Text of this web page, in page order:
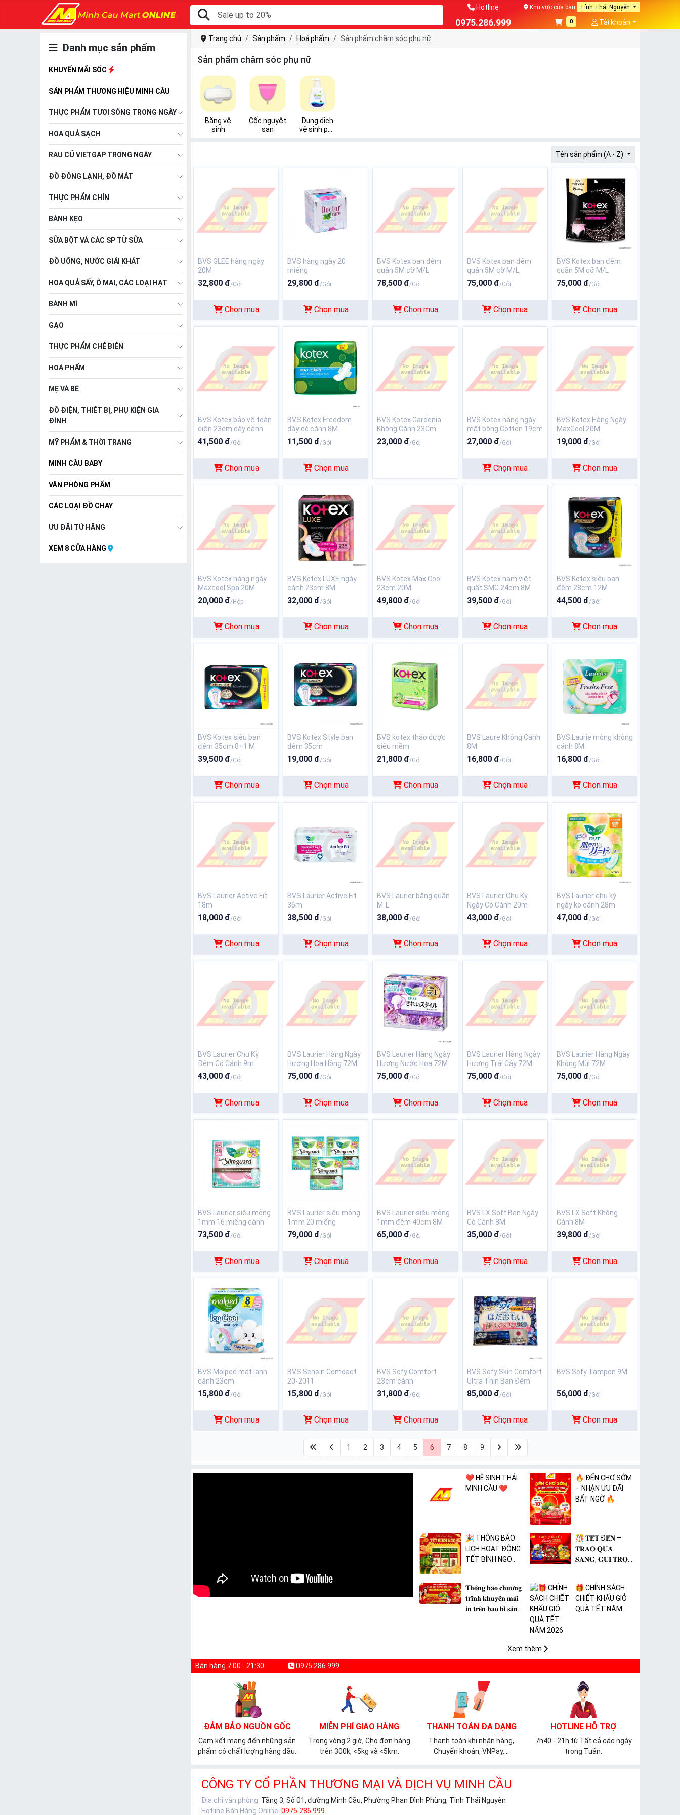
Hotline
0975.286.999
Khu vực của bạn Tỉnh Thái Nguyên
0 Tài khoản
Danh mục sản phẩm
KHUYẾN MÃI SỐC
SẢN PHẨM THƯƠNG HIỆU MINH CẦU
THỰC PHẨM TƯƠI SỐNG TRONG NGÀY
HOA QUẢ SẠCH
RAU CỦ VIETGAP TRONG NGÀY
ĐỒ ĐÔNG LẠNH, ĐỒ MÁT
THỰC PHẨM CHÍN
BÁNH KẸO
SỮA BỘT VÀ CÁC SP TỪ SỮA
ĐỒ UỐNG, NƯỚC GIẢI KHÁT
HOA QUẢ SẤY, Ô MAI, CÁC LOẠI HẠT
BÁNH MÌ
GẠO
THỰC PHẨM CHẾ BIẾN
HOÁ PHẨM
MẸ VÀ BÉ
ĐỒ ĐIỆN, THIẾT BỊ, PHỤ KIỆN GIA
ĐÌNH
MỸ PHẨM & THỜI TRANG
MINH CẦU BABY
VĂN PHÒNG PHẨM
CÁC LOẠI ĐỒ CHAY
ƯU ĐÃI TỪ HÃNG
XEM 8 CỬA HÀNG
Trang chủ Sản phẩm Hoá phẩm Sản phẩm chăm sóc phụ nữ
Sản phẩm chăm sóc phụ nữ
Băng vệ
sinh
Cốc nguyệt
san
Dung dịch
vệ sinh phụ
Tên sản phẩm (A - Z)
BVS GLEE hàng ngày
20M
32,800 đ/Gói
Chọn mua
BVS hàng ngày 20
miếng
29,800 đ/Gói
Chọn mua
BVS Kotex ban đêm
quần 5M cỡ M/L
78,500 đ/Gói
Chọn mua
BVS Kotex ban đêm
quần 5M cỡ M/L
75,000 đ/Gói
Chọn mua
BVS Kotex ban đêm
quần 5M cỡ M/L
75,000 đ/Gói
Chọn mua
BVS Kotex bảo vệ toàn
diện 23cm dày cánh
20M
41,500 đ/Gói
Chọn mua
BVS Kotex Freedom
dày có cánh 8M
11,500 đ/Gói
Chọn mua
BVS Kotex Gardenia
Không Cánh 23Cm
23,000 đ/Gói
BVS Kotex hàng ngày
mặt bông Cotton 19cm
27,000 đ/Gói
Chọn mua
BVS Kotex Hàng Ngày
MaxCool 20M
19,000 đ/Gói
Chọn mua
BVS Kotex hàng ngày
Maxcool Spa 20M
20,000 đ/Hộp
Chọn mua
BVS Kotex LUXE ngày
cánh 23cm 8M
32,000 đ/Gói
Chọn mua
BVS Kotex Max Cool
23cm 20M
49,800 đ/Gói
Chọn mua
BVS Kotex nam việt
quất SMC 24cm 8M
39,500 đ/Gói
Chọn mua
BVS Kotex siêu ban
đêm 28cm 12M
44,500 đ/Gói
Chọn mua
BVS Kotex siêu ban
đêm 35cm 8+1 M
39,500 đ/Gói
Chọn mua
BVS Kotex Style ban
đêm 35cm
19,000 đ/Gói
Chọn mua
BVS kotex thảo dược
siêu mềm
21,800 đ/Gói
Chọn mua
BVS Laure Không Cánh
8M
16,800 đ/Gói
Chọn mua
BVS Laurie mỏng không
cánh 8M
16,800 đ/Gói
Chọn mua
BVS Laurier Active Fit
18m
18,000 đ/Gói
Chọn mua
BVS Laurier Active Fit
36m
38,500 đ/Gói
Chọn mua
BVS Laurier băng quần
M-L
38,000 đ/Gói
Chọn mua
BVS Laurier Chu Kỳ
Ngày Có Cánh 20m
43,000 đ/Gói
Chọn mua
BVS Laurier chu kỳ
ngày ko cánh 28m
47,000 đ/Gói
Chọn mua
BVS Laurier Chu Kỳ
Đêm Có Cánh 9m
43,000 đ/Gói
Chọn mua
BVS Laurier Hàng Ngày
Hương Hoa Hồng 72M
75,000 đ/Gói
Chọn mua
BVS Laurier Hàng Ngày
Hương Nước Hoa 72M
75,000 đ/Gói
Chọn mua
BVS Laurier Hàng Ngày
Hương Trái Cây 72M
75,000 đ/Gói
Chọn mua
BVS Laurier Hàng Ngày
Không Mùi 72M
75,000 đ/Gói
Chọn mua
BVS Laurier siêu mỏng
1mm 16 miếng dành
cho ngày
73,500 đ/Gói
Chọn mua
BVS Laurier siêu mỏng
1mm 20 miếng
79,000 đ/Gói
Chọn mua
BVS Laurier siêu mỏng
1mm đêm 40cm 8M
65,000 đ/Gói
Chọn mua
BVS LX Soft Ban Ngày
Có Cánh 8M
35,000 đ/Gói
Chọn mua
BVS LX Soft Không
Cánh 8M
39,800 đ/Gói
Chọn mua
BVS Molped mát lạnh
cánh 23cm
15,800 đ/Gói
Chọn mua
BVS Sensin Comoact
20-2011
15,800 đ/Gói
Chọn mua
BVS Sofy Comfort
23cm cánh
31,800 đ/Gói
Chọn mua
BVS Sofy Skin Comfort
Ultra Thin Ban Đêm
36CM - 12 Miếng
85,000 đ/Gói
Chọn mua
BVS Sofy Tampon 9M
56,000 đ/Gói
Chọn mua
1 2 3 4 5 6 7 8 9
❤️ HỆ SINH THÁI
MINH CẦU ❤️
🔥 ĐẾN CHỢ SỚM
– NHẬN ƯU ĐÃI
BẤT NGỜ 🔥
🎉 THÔNG BÁO
LỊCH HOẠT ĐỘNG
TẾT BÍNH NGỌ
🎊 𝐓𝐄̂́𝐓 Đ𝐄̂́𝐍 –
𝐓𝐑𝐀𝐎 𝐐𝐔𝐀̀
𝐒𝐀𝐍𝐆, 𝐆𝐔̛̉𝐈 𝐓𝐑𝐎̣𝐍
𝐓𝐡𝐨̂𝐧𝐠 𝐛𝐚́𝐨 𝐜𝐡𝐮̛𝐨̛𝐧𝐠
𝐭𝐫𝐢̀𝐧𝐡 𝐤𝐡𝐮𝐲𝐞̂́𝐧 𝐦𝐚̃𝐢
𝐢𝐧 𝐭𝐫𝐞̂𝐧 𝐛𝐚𝐨 𝐛𝐢̀ 𝐬𝐚̉𝐧
🎁 CHÍNH SÁCH
CHIẾT KHẤU GIỎ
QUÀ TẾT NĂM
Xem thêm
Bán hàng 7:00 - 21:30 0975 286 999
ĐẢM BẢO NGUỒN GỐC
Cam kết mang đến những sản
phẩm có chất lượng hàng đầu.
MIỄN PHÍ GIAO HÀNG
Trong vòng 2 giờ, Cho đơn hàng
trên 300k, <5kg và <5km.
THANH TOÁN ĐA DẠNG
Thanh toán khi nhận hàng,
Chuyển khoản, VNPay,...
HOTLINE HỖ TRỢ
7h40 - 21h từ Tất cả các ngày
trong Tuần.
CÔNG TY CỔ PHẦN THƯƠNG MẠI VÀ DỊCH VỤ MINH CẦU
Địa chỉ văn phòng: Tầng 3, Số 01, đường Minh Cầu, Phường Phan Đình Phùng, Tỉnh Thái Nguyên
Hotline Bán Hàng Online: 0975.286.999